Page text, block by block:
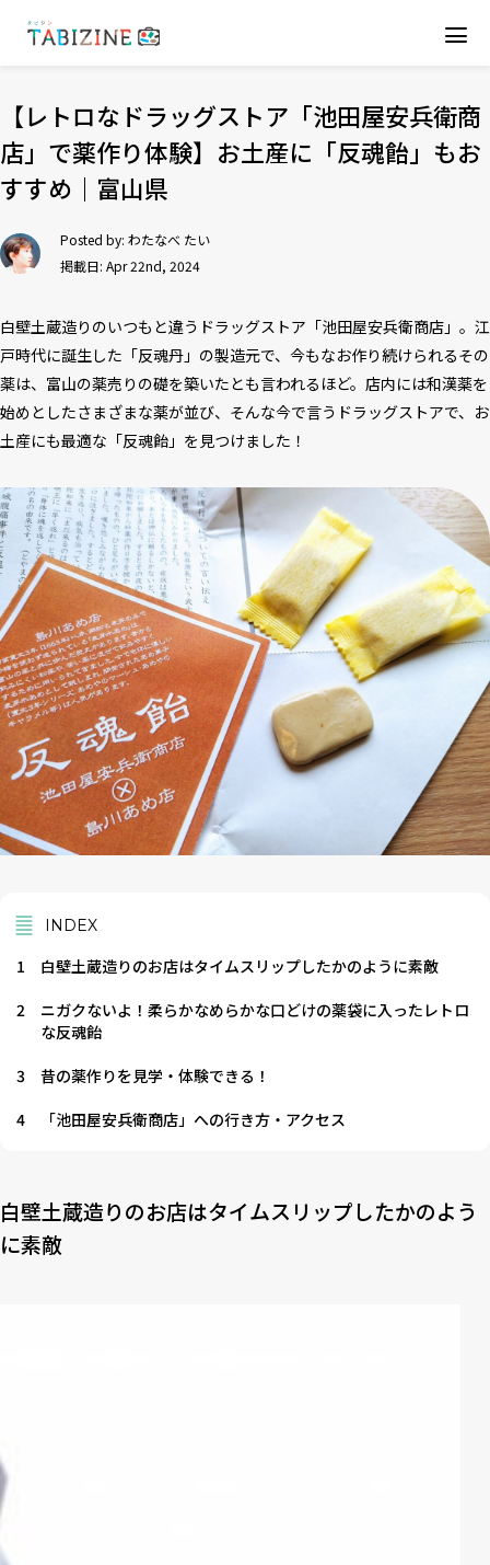
【レトロなドラッグストア「池田屋安兵衛商
店」で薬作り体験】お土産に「反魂飴」もお
すすめ｜富山県
Posted by: わたなべ たい
掲載日: Apr 22nd, 2024
白壁土蔵造りのいつもと違うドラッグストア「池田屋安兵衛商店」。江
戸時代に誕生した「反魂丹」の製造元で、今もなお作り続けられるその
薬は、富山の薬売りの礎を築いたとも言われるほど。店内には和漢薬を
始めとしたさまざまな薬が並び、そんな今で言うドラッグストアで、お
土産にも最適な「反魂飴」を見つけました！
INDEX
1
白壁土蔵造りのお店はタイムスリップしたかのように素敵
2
ニガクないよ！柔らかなめらかな口どけの薬袋に入ったレトロ
な反魂飴
3
昔の薬作りを見学・体験できる！
4
「池田屋安兵衛商店」への行き方・アクセス
白壁土蔵造りのお店はタイムスリップしたかのよう
に素敵